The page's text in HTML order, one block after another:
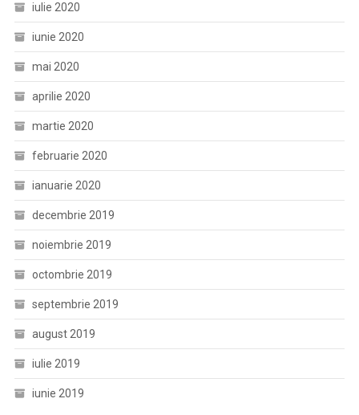
iulie 2020
iunie 2020
mai 2020
aprilie 2020
martie 2020
februarie 2020
ianuarie 2020
decembrie 2019
noiembrie 2019
octombrie 2019
septembrie 2019
august 2019
iulie 2019
iunie 2019